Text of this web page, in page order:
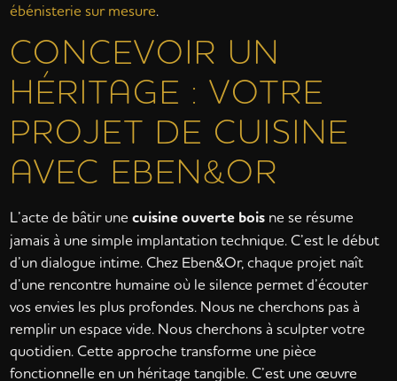
ébénisterie sur mesure.
CONCEVOIR UN
HÉRITAGE : VOTRE
PROJET DE CUISINE
AVEC EBEN&OR
L’acte de bâtir unecuisine ouverte bois ne se résume
jamais à une simple implantation technique. C’est le début
d’un dialogue intime. Chez Eben&Or, chaque projet naît
d’une rencontre humaine où le silence permet d’écouter
vos envies les plus profondes. Nous ne cherchons pas à
remplir un espace vide. Nous cherchons à sculpter votre
quotidien. Cette approche transforme une pièce
fonctionnelle en un héritage tangible. C’est une œuvre